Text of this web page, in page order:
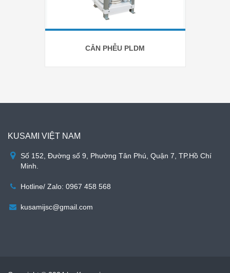
CÂN PHỄU PLDM
KUSAMI VIỆT NAM
Số 152, Đường số 9, Phường Tân Phú, Quận 7, TP.Hồ Chí
Minh.
Hotline/ Zalo: 0967 458 568
kusamijsc@gmail.com